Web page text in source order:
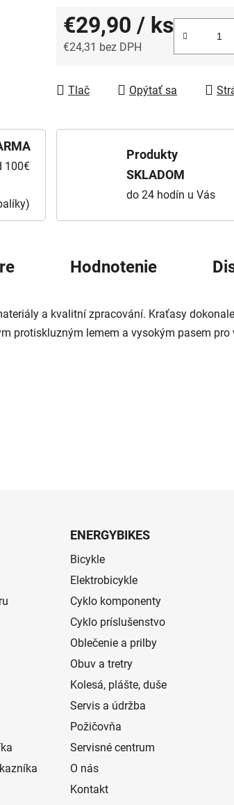
€29,90 / ks
€24,31 bez DPH
Tlač Opýtať sa
100€
Produkty
SKLADOM
do 24 hodín u Vás
Hodnotenie
a kvalitní zpracování. Kraťasy
protiskluzným lemem a vysokým pasem pro
ENERGYBIKES
Bicykle
Elektrobicykle
Cyklo komponenty
Cyklo príslušenstvo
Oblečenie a prilby
Obuv a tretry
Kolesá, plášte, duše
Servis a údržba
Požičovňa
Servisné centrum
O nás
Kontakt